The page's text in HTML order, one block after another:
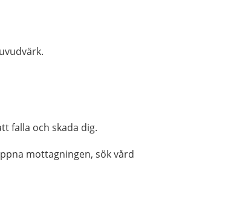
falla och skada dig.
mottagningen, sök vård